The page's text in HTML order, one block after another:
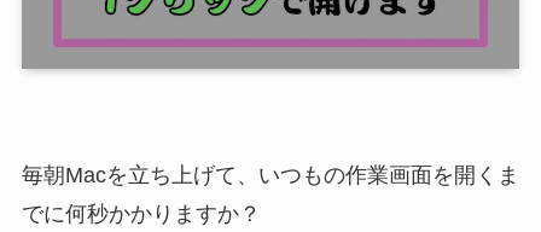
毎朝Macを立ち上げて、いつもの作業画面を開くま
でに何秒かかりますか？